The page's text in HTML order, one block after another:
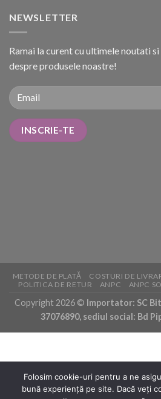
NEWSLETTER
Ramai la curent cu ultimele noutati
despre produsele noastre!
METODE DE PLATĂ COSTURI DE
POLITICA DE RETUR
ANPC ANPC
Copyright 2026 © Importator: SC
37076890, sediul social: Bd
Folosim cookie-uri pentru a ne
bună experiență pe site. Dacă veți